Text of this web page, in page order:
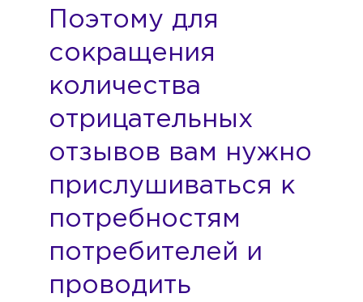
Поэтому для
сокращения
количества
отрицательных
отзывов вам нужно
прислушиваться к
потребностям
потребителей и
проводить